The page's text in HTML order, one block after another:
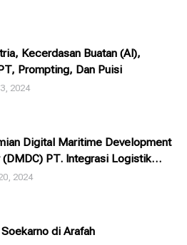
Kecerdasan Buatan (AI),
Prompting, Dan Puisi
2024
Digital Maritime Development
(DMDC) PT. Integrasi Logistik
(ILCS) / Pelindo Solusi
2024
di Arafah